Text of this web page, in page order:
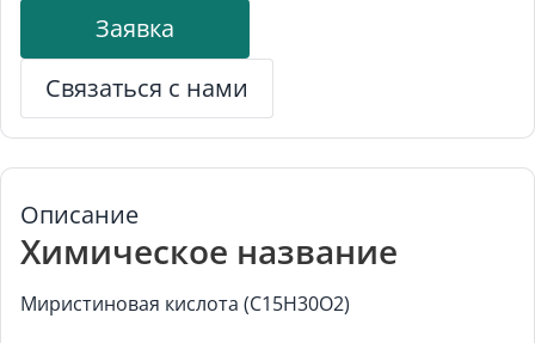
Заявка
Связаться с нами
Описание
Химическое название
Миристиновая кислота (C15H30O2)